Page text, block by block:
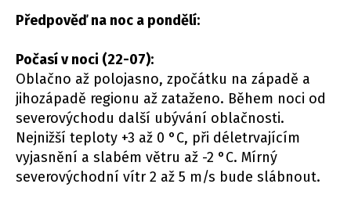
Předpověď na noc a pondělí:
Počasí v noci (22-07):
Oblačno až polojasno, zpočátku na západě a
jihozápadě regionu až zataženo. Během noci od
severovýchodu další ubývání oblačnosti.
Nejnižší teploty +3 až 0 °C, při déletrvajícím
vyjasnění a slabém větru až -2 °C. Mírný
severovýchodní vítr 2 až 5 m/s bude slábnout.